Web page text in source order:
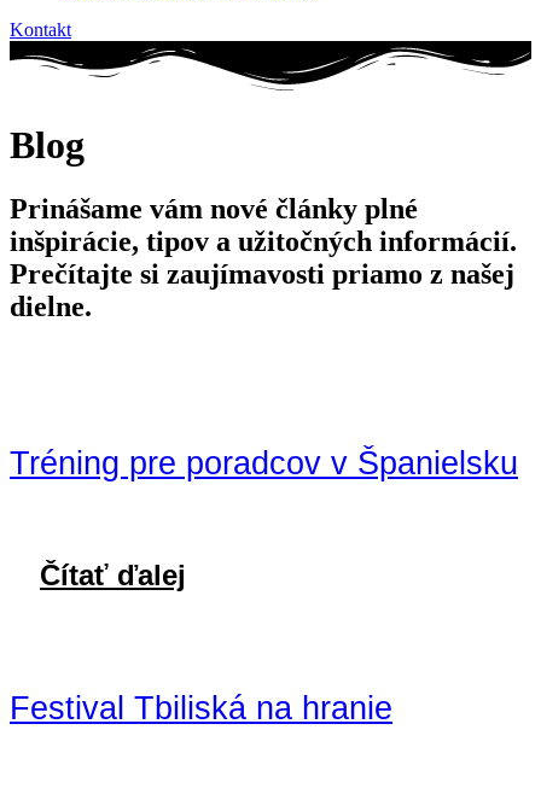
Kontakt
Blog
Prinášame vám nové články plné
inšpirácie, tipov a užitočných informácií.
Prečítajte si zaujímavosti priamo z našej
dielne.
Tréning pre poradcov v Španielsku
Čítať ďalej
Festival Tbiliská na hranie